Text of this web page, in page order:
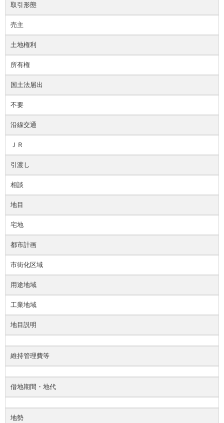
取引形態
売主
土地権利
所有権
国土法届出
不要
沿線交通
ＪＲ
引渡し
相談
地目
宅地
都市計画
市街化区域
用途地域
工業地域
地目説明
維持管理費等
借地期間・地代
地勢